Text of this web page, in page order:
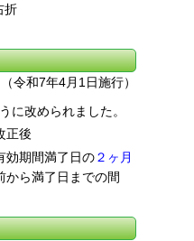
折
（令和7年4月1日施行）
に改められました。
正後
効期間満了日の２ヶ月
から満了日までの間